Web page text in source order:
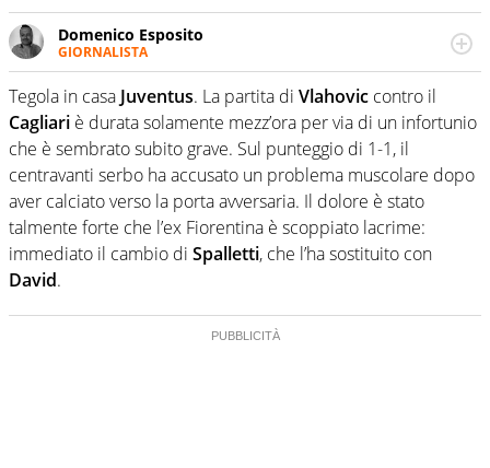
Domenico Esposito
GIORNALISTA
Da vent’anni in campo e sul campo per vivere ogni evento
in tutte le sue sfaccettature. Passione smisurata per il
calcio e per la sfera di cuoio. Il pallone è una cosa
serissima, guai a dirgli di no
Tegola in casa Juventus. La partita di Vlahovic contro il
Cagliari è durata solamente mezz’ora per via di un infortunio
che è sembrato subito grave. Sul punteggio di 1-1, il
centravanti serbo ha accusato un problema muscolare dopo
aver calciato verso la porta avversaria. Il dolore è stato
talmente forte che l’ex Fiorentina è scoppiato lacrime:
immediato il cambio di Spalletti, che l’ha sostituito con
David.